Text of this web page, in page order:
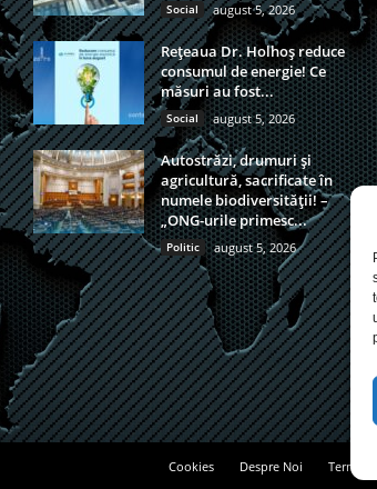
Social august 5, 2026
Rețeaua Dr. Holhoș reduce
consumul de energie! Ce
măsuri au fost...
Social august 5, 2026
Autostrăzi, drumuri și
agricultură, sacrificate în
numele biodiversității! –
„ONG-urile primesc...
Politic august 5, 2026
Cookies Despre Noi Termeni